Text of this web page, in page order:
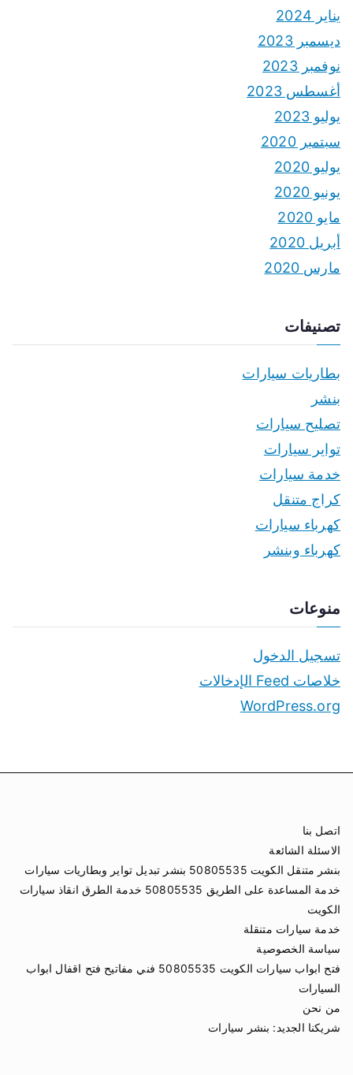
يناير 2024
ديسمبر 2023
نوفمبر 2023
أغسطس 2023
يوليو 2023
سبتمبر 2020
يوليو 2020
يونيو 2020
مايو 2020
أبريل 2020
مارس 2020
تصنيفات
بطاريات سيارات
بنشر
تصليح سيارات
تواير سيارات
خدمة سيارات
كراج متنقل
كهرباء سيارات
كهرباء وبنشر
منوعات
تسجيل الدخول
خلاصات Feed الإدخالات
WordPress.org
اتصل بنا
الاسئلة الشائعة
بنشر متنقل الكويت 50805535 بنشر تبديل تواير وبطاريات سيارات
خدمة المساعدة على الطريق 50805535 خدمة الطرق انقاذ سيارات
الكويت
خدمة سيارات متنقلة
سياسة الخصوصية
فتح ابواب سيارات الكويت 50805535 فني مفاتيح فتح اقفال ابواب
السيارات
من نحن
شريكنا الجديد: بنشر سيارات